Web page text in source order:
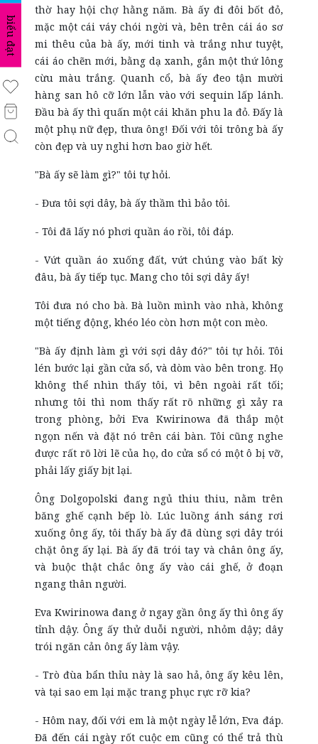
biểu đạt
thờ hay hội chợ hằng năm. Bà ấy đi đôi bốt đỏ,
mặc một cái váy chói ngời và, bên trên cái áo sơ
mi thêu của bà ấy, mới tinh và trắng như tuyệt,
cái áo chẽn mới, bằng dạ xanh, gắn một thứ lông
cừu màu trắng. Quanh cổ, bà ấy đeo tận mười
hàng san hô cỡ lớn lẫn vào với sequin lấp lánh.
Đầu bà ấy thì quấn một cái khăn phu la đỏ. Đấy là
một phụ nữ đẹp, thưa ông! Đối với tôi trông bà ấy
còn đẹp và uy nghi hơn bao giờ hết.
"Bà ấy sẽ làm gì?" tôi tự hỏi.
- Đưa tôi sợi dây, bà ấy thầm thì bảo tôi.
- Tôi đã lấy nó phơi quần áo rồi, tôi đáp.
- Vứt quần áo xuống đất, vứt chúng vào bất kỳ
đâu, bà ấy tiếp tục. Mang cho tôi sợi dây ấy!
Tôi đưa nó cho bà. Bà luồn mình vào nhà, không
một tiếng động, khéo léo còn hơn một con mèo.
"Bà ấy định làm gì với sợi dây đó?" tôi tự hỏi. Tôi
lén bước lại gần cửa sổ, và dòm vào bên trong. Họ
không thể nhìn thấy tôi, vì bên ngoài rất tối;
nhưng tôi thì nom thấy rất rõ những gì xảy ra
trong phòng, bởi Eva Kwirinowa đã thắp một
ngọn nến và đặt nó trên cái bàn. Tôi cũng nghe
được rất rõ lời lẽ của họ, do cửa sổ có một ô bị vỡ,
phải lấy giấy bịt lại.
Ông Dolgopolski đang ngủ thiu thiu, nằm trên
băng ghế cạnh bếp lò. Lúc luồng ánh sáng rơi
xuống ông ấy, tôi thấy bà ấy đã dùng sợi dây trói
chặt ông ấy lại. Bà ấy đã trói tay và chân ông ấy,
và buộc thật chắc ông ấy vào cái ghế, ở đoạn
ngang thân người.
Eva Kwirinowa đang ở ngay gần ông ấy thì ông ấy
tỉnh dậy. Ông ấy thử duỗi người, nhỏm dậy; dây
trói ngăn cản ông ấy làm vậy.
- Trò đùa bẩn thỉu này là sao hả, ông ấy kêu lên,
và tại sao em lại mặc trang phục rực rỡ kia?
- Hôm nay, đối với em là một ngày lễ lớn, Eva đáp.
Đã đến cái ngày rốt cuộc em cũng có thể trả thù